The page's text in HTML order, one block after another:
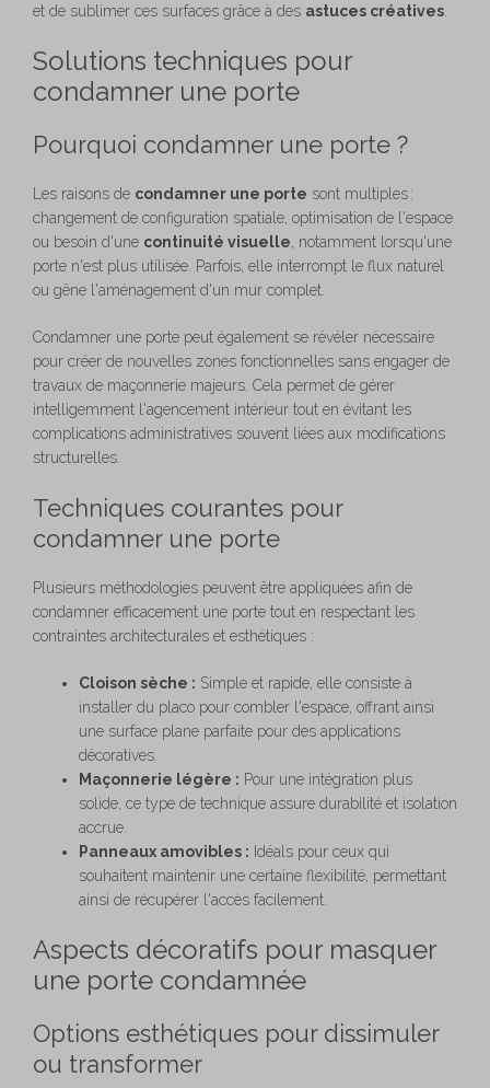
et de sublimer ces surfaces grâce à des astuces créatives
Solutions techniques pour
condamner une porte
Pourquoi condamner une porte ?
Les raisons de condamner une porte sont multiples :
changement de configuration spatiale, optimisation de l'espace
ou besoin d'une continuité visuelle , notamment lorsqu'une
porte n'est plus utilisée. Parfois, elle interrompt le flux naturel
ou gêne l'aménagement d'un mur complet.
Condamner une porte peut également se révéler nécessaire
pour créer de nouvelles zones fonctionnelles sans engager de
travaux de maçonnerie majeurs. Cela permet de gérer
intelligemment l'agencement intérieur tout en évitant les
complications administratives souvent liées aux modifications
structurelles.
Techniques courantes pour
condamner une porte
Plusieurs méthodologies peuvent être appliquées afin de
condamner efficacement une porte tout en respectant les
contraintes architecturales et esthétiques :
Cloison sèche : Simple et rapide, elle consiste à
installer du placo pour combler l'espace, offrant ainsi
une surface plane parfaite pour des applications
décoratives.
Maçonnerie légère : Pour une intégration plus
solide, ce type de technique assure durabilité et isolation
accrue.
Panneaux amovibles : Idéals pour ceux qui
souhaitent maintenir une certaine flexibilité, permettant
ainsi de récupérer l'accès facilement.
Aspects décoratifs pour masquer
une porte condamnée
Options esthétiques pour dissimuler
ou transformer